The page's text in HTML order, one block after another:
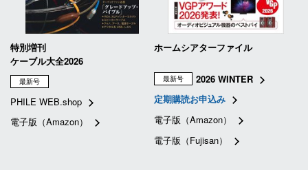
特別増刊
ケーブル大全2026
最新号
PHILE WEB.shop
電子版（Amazon）
ホームシアターファイル
最新号
2026 WINTER
定期購読お申込み
電子版（Amazon）
電子版（Fujisan）